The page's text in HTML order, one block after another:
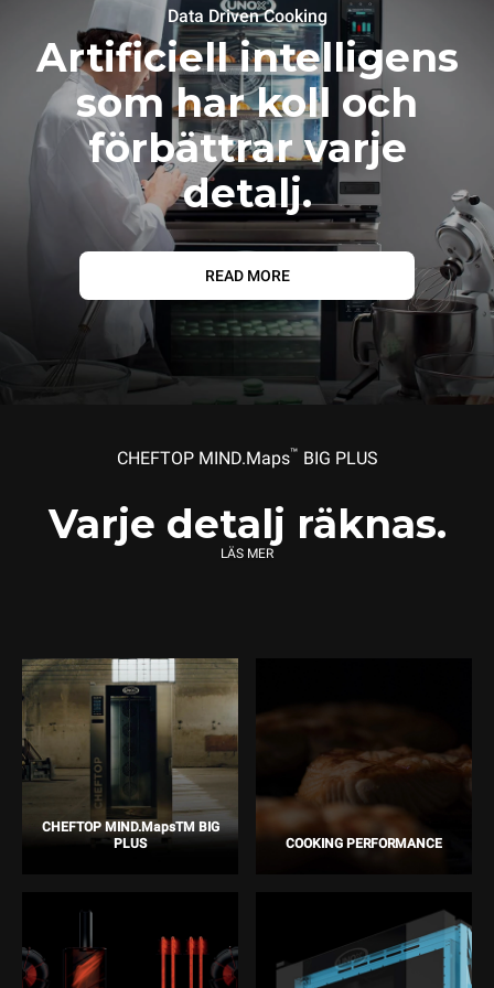
Data Driven Cooking
Artificiell intelligens
som har koll och
förbättrar varje
detalj.
READ MORE
CHEFTOP MIND.Maps™ BIG PLUS
Varje detalj räknas.
LÄS MER
CHEFTOP MIND.MapsTM BIG
PLUS
COOKING PERFORMANCE